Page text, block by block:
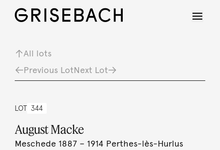
All lots
Previous LotNext Lot
LOT 344
August Macke
Meschede 1887 – 1914 Perthes-lès-Hurlus